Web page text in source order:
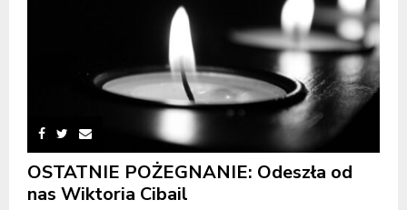
OSTATNIE POŻEGNANIE: Odeszła od
nas Wiktoria Cibail